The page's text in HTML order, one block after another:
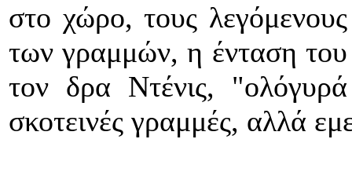
στο χώρο, τους
των γραμμών, η ένταση
τον δρα Ντένις,
σκοτεινές γραμμές, αλλά